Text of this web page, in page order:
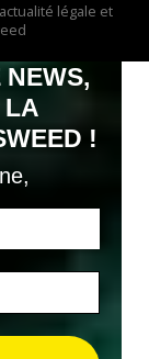
légale et
LA
!